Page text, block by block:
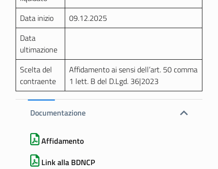
Data inizio
09.12.2025
Data
ultimazione
Scelta del
contraente
Affidamento ai sensi dell’art. 50 comma
1 lett. B del D.Lgd. 36|2023
Documentazione
Affidamento
Link alla BDNCP